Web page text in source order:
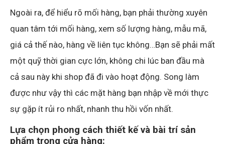
Ngoài ra, để hiểu rõ mối hàng, bạn phải thường xuyên
quan tâm tới mối hàng, xem số lượng hàng, mẫu mã,
giá cả thế nào, hàng về liên tục không…Bạn sẽ phải mất
một quỹ thời gian cực lớn, không chi lúc ban đầu mà
cả sau này khi shop đã đi vào hoạt động. Song làm
được như vậy thì các mặt hàng bạn nhập về mới thực
sự gặp ít rủi ro nhất, nhanh thu hồi vốn nhất.
Lựa chọn phong cách thiết kế và bài trí sản
phẩm trong cửa hàng: